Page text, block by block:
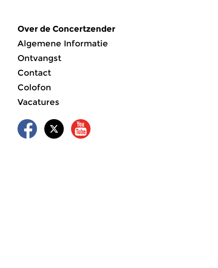
Over de Concertzender
Algemene Informatie
Ontvangst
Contact
Colofon
Vacatures